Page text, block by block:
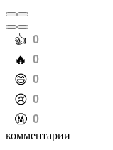
️👍 0
️🔥 0
️😄 0
️😢 0
️🤬 0
комментарии